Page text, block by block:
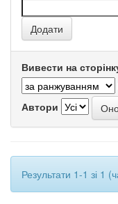
Вивести на
Автори
Результати 1-1 зі 1